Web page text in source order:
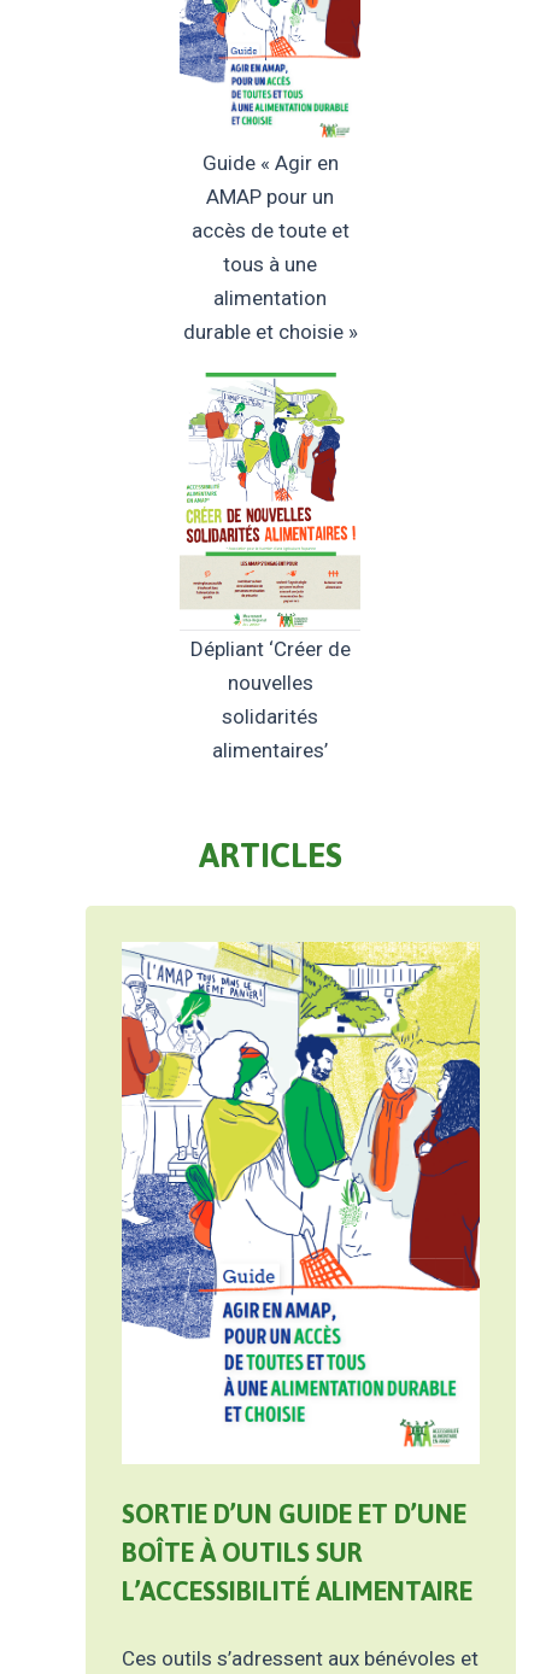
Guide « Agir en
AMAP pour un
accès de toute et
tous à une
alimentation
durable et choisie »
Dépliant ‘Créer de
nouvelles
solidarités
alimentaires’
ARTICLES
SORTIE D’UN GUIDE ET D’UNE
BOÎTE À OUTILS SUR
L’ACCESSIBILITÉ ALIMENTAIRE
Ces outils s’adressent aux bénévoles et